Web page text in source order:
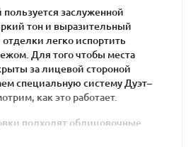
заслуженной
тон и выразительный
легко испортить
Для того чтобы места
за лицевой стороной
специальную систему Дуэт–
как это работает.
подходят облицовочные